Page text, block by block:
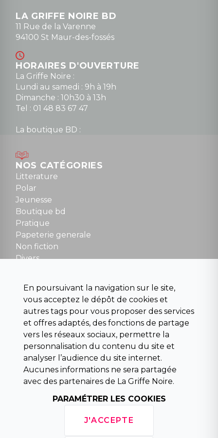
LA GRIFFE NOIRE BD
11 Rue de la Varenne
94100 St Maur-des-fossés
HORAIRES D'OUVERTURE
La Griffe Noire :
Lundi au samedi : 9h à 19h
Dimanche : 10h30 à 13h
Tel : 01 48 83 67 47
La boutique BD :
Mardi au samedi : 10h à 13h / 14h à 19h
Dimanche : 10h30 à 12h30
Tel : 01 48 89 13 88
Fermé le dimanche en Juillet et Août
NOUS CONTACTER
contact@la-griffe-noire.com
NOS CATÉGORIES
Litterature
Polar
Jeunesse
Boutique bd
Pratique
Papeterie generale
Non fiction
Divers
Para scolaire
Histoire
Pochoteque
Pleiade
INFORMATIONS
Droit de rétractation
Conditions générales de vente
Mentions légales
Horaires d'ouverture
En poursuivant la navigation sur le site,
vous acceptez le dépôt de cookies et
autres tags pour vous proposer des services
et offres adaptés, des fonctions de partage
vers les réseaux sociaux, permettre la
personnalisation du contenu du site et
analyser l’audience du site internet.
Aucunes informations ne sera partagée
avec des partenaires de La Griffe Noire.
PARAMÉTRER LES COOKIES
J'ACCEPTE